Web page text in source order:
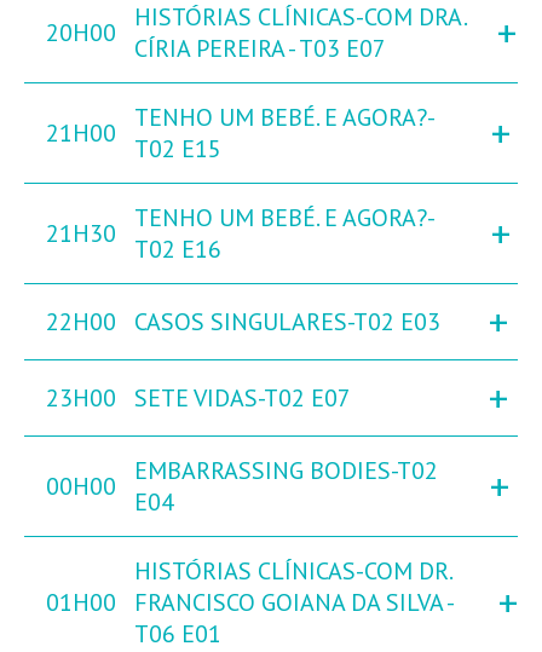
20H00
HISTÓRIAS CLÍNICAS-COM DRA.
CÍRIA PEREIRA - T03 E07
+
21H00
TENHO UM BEBÉ. E AGORA?-
T02 E15
+
21H30
TENHO UM BEBÉ. E AGORA?-
T02 E16
+
22H00 CASOS SINGULARES-T02 E03 +
23H00 SETE VIDAS-T02 E07 +
00H00
EMBARRASSING BODIES-T02
E04
+
01H00
HISTÓRIAS CLÍNICAS-COM DR.
FRANCISCO GOIANA DA SILVA -
T06 E01
+